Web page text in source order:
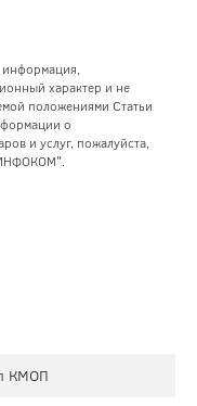
характер и не
положениями Статьи
о
и услуг, пожалуйста,
КМОП